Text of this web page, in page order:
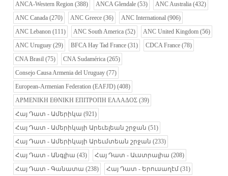
ANCA-Western Region (388) ANCA Glendale (53) ANC Australia (432)
ANC Canada (270) ANC Greece (36) ANC International (906)
ANC Lebanon (111) ANC South America (52) ANC United Kingdom (56)
ANC Uruguay (29) BFCA Hay Tad France (31) CDCA France (78)
CNA Brasil (75) CNA Sudamérica (265)
Consejo Causa Armenia del Uruguay (77)
European-Armenian Federation (EAFJD) (408)
ΑΡΜΕΝΙΚΗ ΕΘΝΙΚΗ ΕΠΙΤΡΟΠΗ ΕΛΛΑΔΟΣ (39)
Հայ Դատ - Ամերիկա (921)
Հայ Դատ - Ամերիկայի Արեւելեան շրջան (51)
Հայ Դատ - Ամերիկայի Արեւմտեան շրջան (233)
Հայ Դատ - Անգլիա (43) Հայ Դատ - Աւստրալիա (208)
Հայ Դատ - Գանատա (238) Հայ Դատ - Երուսաղէմ (31)